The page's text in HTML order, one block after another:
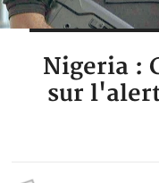
Nigeria :
sur